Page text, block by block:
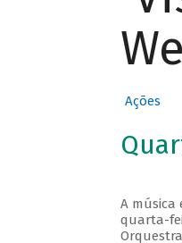
Ações
A música
quarta-